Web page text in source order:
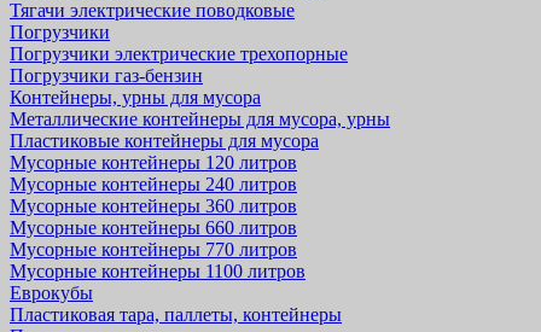
Тягачи электрические поводковые
Погрузчики
Погрузчики электрические трехопорные
Погрузчики газ-бензин
Контейнеры, урны для мусора
Металлические контейнеры для мусора, урны
Пластиковые контейнеры для мусора
Мусорные контейнеры 120 литров
Мусорные контейнеры 240 литров
Мусорные контейнеры 360 литров
Мусорные контейнеры 660 литров
Мусорные контейнеры 770 литров
Мусорные контейнеры 1100 литров
Еврокубы
Пластиковая тара, паллеты, контейнеры